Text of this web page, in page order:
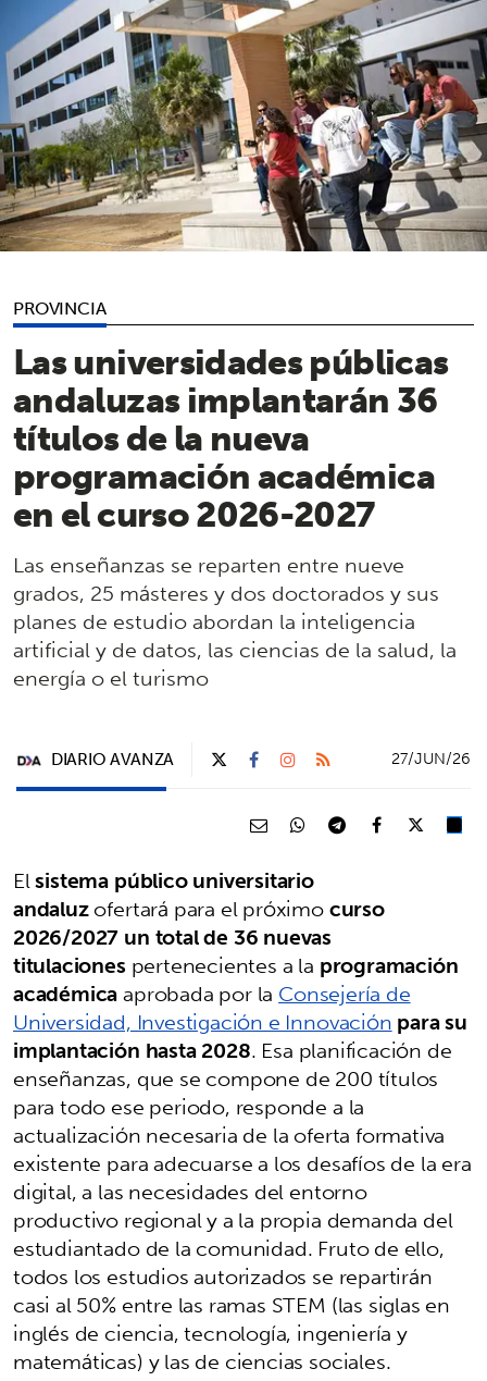
PROVINCIA
Las universidades públicas
andaluzas implantarán 36
títulos de la nueva
programación académica
en el curso 2026-2027
Las enseñanzas se reparten entre nueve
grados, 25 másteres y dos doctorados y sus
planes de estudio abordan la inteligencia
artificial y de datos, las ciencias de la salud, la
energía o el turismo
DIARIO AVANZA 27/JUN/26
Elsistema público universitario
andaluzofertará para el próximocurso
2026/2027 un total de 36 nuevas
titulaciones pertenecientes a la programación
académicaaprobada por laConsejería de
Universidad, Investigación e Innovaciónpara su
implantación hasta 2028. Esa planificación de
enseñanzas, que se compone de 200 títulos
para todo ese periodo, responde a la
actualización necesaria de la oferta formativa
existente para adecuarse a los desafíos de la era
digital, a las necesidades del entorno
productivo regional y a la propia demanda del
estudiantado de la comunidad. Fruto de ello,
todos los estudios autorizados se repartirán
casi al 50% entre las ramas STEM (las siglas en
inglés de ciencia, tecnología, ingeniería y
matemáticas) y las de ciencias sociales.